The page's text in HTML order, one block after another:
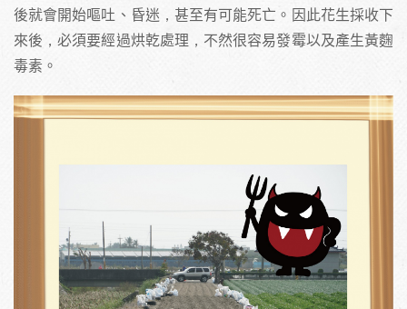
後就會開始嘔吐、昏迷，甚至有可能死亡。因此花生採收下
來後，必須要經過烘乾處理，不然很容易發霉以及產生黃麴
毒素。